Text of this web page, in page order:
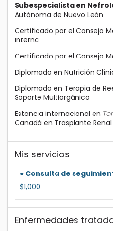
Subespecialista en
Autónoma de Nuevo León
Certificado por el Consejo
Interna
Certificado por el Consejo
Diplomado en Nutrición
Diplomado en Terapia de
Soporte Multiorgánico
Estancia internacional en
Canadá en Trasplante Renal
Mis servicios
● Consulta de
$1,000
Enfermedades